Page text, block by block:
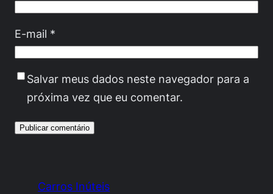
E-mail *
Salvar meus dados neste navegador para a
próxima vez que eu comentar.
Carros Inúteis